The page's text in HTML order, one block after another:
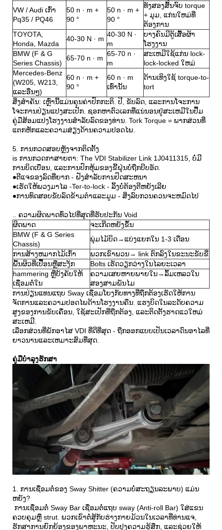
VW / Audi ເກົ່າ
Pq35 / PQ46
50 n · m +
90 °
50 n · m +
90 °
ທັງສອງສົ້ນຈົບ torque
+ ມຸມ, ແກ່ນໃຫມ່ທີ່
ຕ້ອງການ
TOYOTA,
Honda, Mazda
40-30 N · m
40-30 N ·
m
ບາງຄົນມີຕູ້ເສື້ອຜ້າ
ໂຮງງານ
BMW (F & G
Series Chassis)
65-70 n · m
65-70 n ·
m
ສະເຫມີໃຊ້ແກ່ນ lock-
lock-locked ໃຫມ່
Mercedes-Benz
(W205, W213,
ແລະອື່ນໆ)
60 n · m +
90 °
60 n · m
ເທົ່ານັ້ນ
ດ້ານເທິງໃຊ້ torque-to-
tort
ສິ່ງສໍາຄັນ: ເຫຼົ່ານີ້ແມ່ນຄຸນຄ່າປົກກະຕິ. ປີ, ຂັບລົດ, ແລະການໂຈະການ
ໂຈະການປ່ຽນແປງສະເປັກ. ຊອກຫາຕົວເລກທີ່ແນ່ນອນຢູ່ສະເຫມີໃນປື້ມ
ຄູ່ມືສ້ອມແປງໂຮງງານສໍາລັບລົດຂອງທ່ານ. Tork Torque = ພາກສ່ວນທີ່
ແຕກຫັກແລະຄວາມສ່ຽງດ້ານຄວາມປອດໄພ.
5. ການກວດສອບຫຼັງຈາກຕິດຕັ້ງ
is ການກວດກາສາຍຕາ: The VDI Stabilizer Link 1J0411315, ບໍ່ມີ
ການບິດເບືອນ, ແລະການປົກຫຸ້ມຂອງຂີ້ຝຸ່ນບໍ່ຖືກບີບອັດ.
●ຕີແຈຂອງລົດທີ່ຍາກ - ຟັງສໍາລັບການປິດສະຫນາ
●ເຮັດໃຫ້ພວງມາໄລ -Ter-to-lock - ລິ້ງບໍ່ຕ້ອງຕີຫຍັງເລີຍ
●ການທົດສອບຂັບລົດຂ້າມຕໍາແລະມູມ - ສິ່ງລົບກວນຄວນຈະຫມົດໄປ
.. ຄວາມຜິດພາດທົ່ວໄປທີ່ສຸດທີ່ຮັບປະກັນ Void
ຜິດພາດ
ຈະເກີດຫຍັງຂຶ້ນ
BMW (F & G Series
Chassis)
ພຸ່ມໄມ້ບິດ→ແບ່ງແຍກໃນ 1-3 ເດືອນ
ການສ້າງຫມາກໄມ້ເກົ່າ
ພວກເຂົາພວນ→ link ຕົກລົງໃນຂະນະຂັບຂີ່
ພື້ນຜິວທີ່ເປື້ອນຫຼືສະງັກ
Bolts ເຮັດວຽກວ່າງໃນໄລຍະເວລາ
hammering ຫຼືບັງຄັບໃຫ້
ເຊື່ອມຕໍ່ໃນ
ຄວາມເສຍຫາຍພາຍໃນ→ລົ້ມເຫລວໃນ
ສອງສາມພັນໄມ
ການປ່ຽນແທນແຖບ Sway ເຊື່ອມໂຍງກັບທາງທີ່ຖືກຕ້ອງເຮັດໃຫ້ການ
ຈັດການແລະຄວາມປອດໄພດ້ານໂຮງງານຄືນ. ແຮງບິດໃນລະດັບຄວາມ
ສູງຂອງການຂັບເຄື່ອນ, ໃຊ້ສະເປັກທີ່ຖືກຕ້ອງ, ແລະຕິດຕັ້ງຮາດແວໃຫມ່
ສະເຫມີ.
ເລືອກສ່ວນທີ່ພັກອາໄສ VDI ທີ່ດີທີ່ສຸດ - ຖືກອອກແບບເປັນເວລາດົນອາໄລທີ່
ຍາວນານແລະເຫມາະສົມທີ່ສຸດ.
ຄູ່ມືບໍາລຸງຮັກສາ
1. ການເຊື່ອມຕໍ່ຂອງ Sway Shitter (ຄວາມບໍ່ສະຖຽນລະພາບ) ແມ່ນ
ຫຍັງ?
ການເຊື່ອມຕໍ່ Sway Bar ເຊື່ອມຕໍ່ແຖບ sway (Anti-roll Bar) ໃສ່ແຂນ
ຄວບຄຸມຫຼື strut. ພວກເຂົາຕໍ່ສູ້ກັບຮ່າງກາຍມ້ວນໃນເວລາທີ່ທ່ານແຈ,
ຮັກສາການຍົກຍ້ອງຂອງພາຫະນະ, ປັບປຸງຄວາມຮູ້ສຶກ, ແລະຊ່ວຍໃຫ້